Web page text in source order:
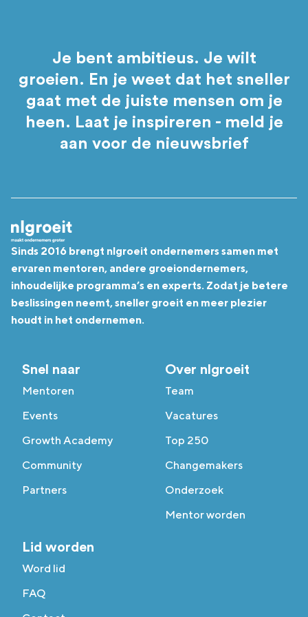
Je bent ambitieus. Je wilt
groeien. En je weet dat het sneller
gaat met de juiste mensen om je
heen. Laat je inspireren - meld je
aan voor de nieuwsbrief
Sinds 2016 brengt nlgroeit ondernemers samen met
ervaren mentoren, andere groeiondernemers,
inhoudelijke programma’s en experts. Zodat je betere
beslissingen neemt, sneller groeit en meer plezier
houdt in het ondernemen.
Snel naar
Mentoren
Events
Growth Academy
Community
Partners
Over nlgroeit
Team
Vacatures
Top 250
Changemakers
Onderzoek
Mentor worden
Lid worden
Word lid
FAQ